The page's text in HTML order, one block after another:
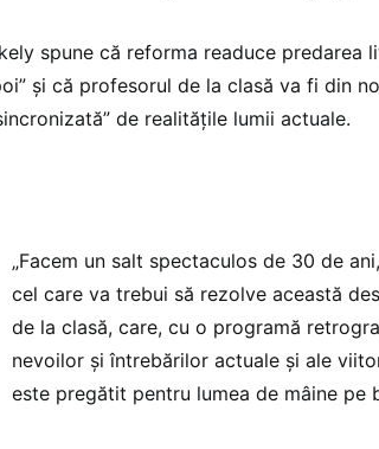
spune că reforma readuce predarea
și că profesorul de la clasă va fi din
de realitățile lumii actuale.
„Facem un salt spectaculos de 30 de
cel care va trebui să rezolve această
de la clasă, care, cu o programă
nevoilor și întrebărilor actuale și ale
este pregătit pentru lumea de mâine pe